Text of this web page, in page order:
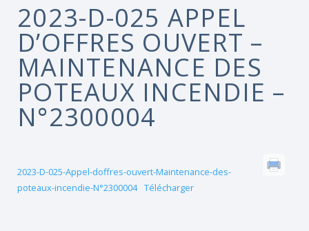
2023-D-025 APPEL
D’OFFRES OUVERT –
MAINTENANCE DES
POTEAUX INCENDIE –
N°2300004
2023-D-025-Appel-doffres-ouvert-Maintenance-des-
poteaux-incendie-N°2300004 Télécharger